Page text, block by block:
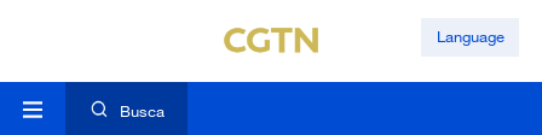
Language
Busca